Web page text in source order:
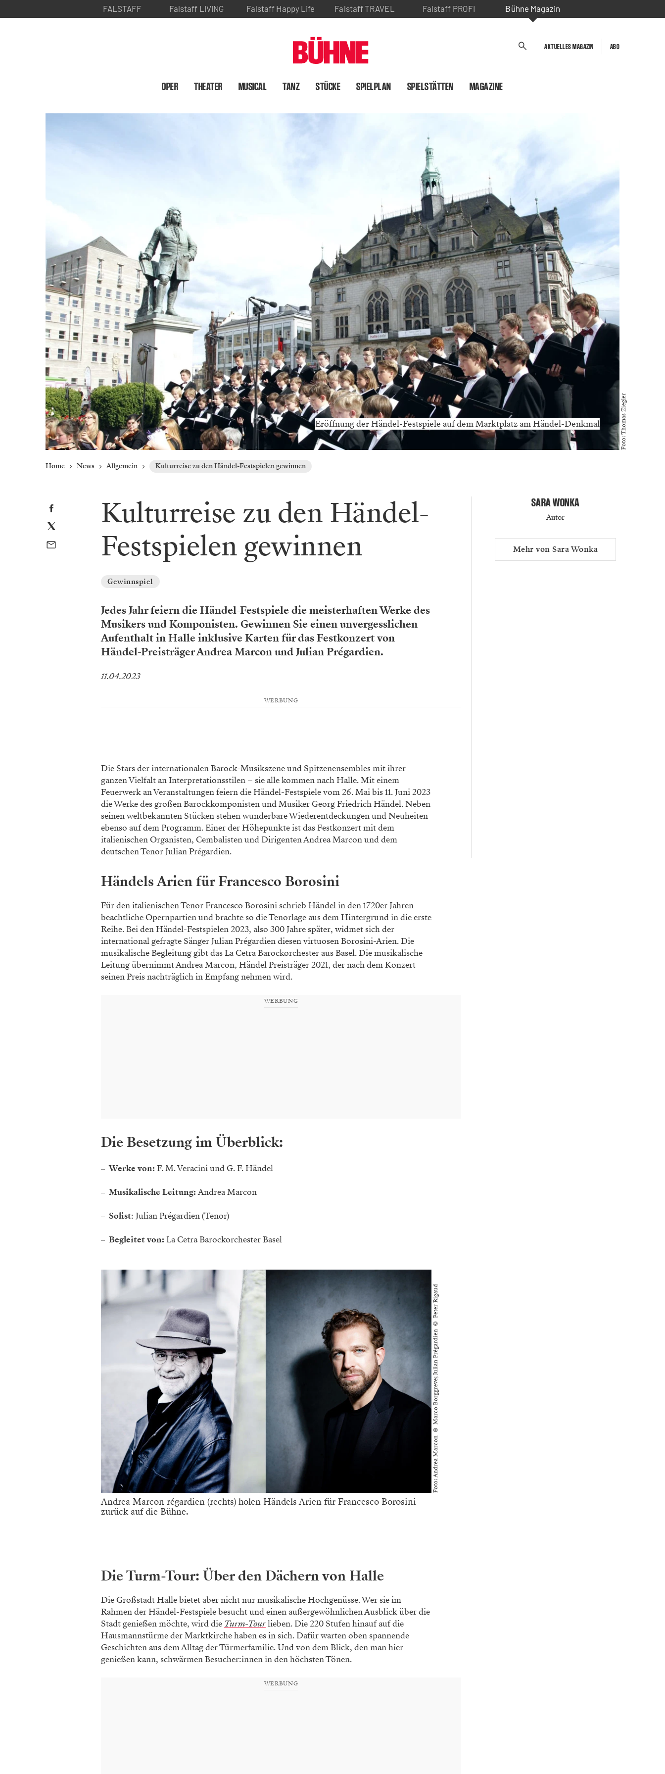
FALSTAFF Falstaff LIVING Falstaff Happy Life Falstaff TRAVEL Falstaff PROFI Bühne Magazin
AKTUELLES MAGAZIN ABO
OPER THEATER MUSICAL TANZ STÜCKE SPIELPLAN SPIELSTÄTTEN MAGAZINE
Eröffnung der Händel-Festspiele auf dem Marktplatz am Händel-Denkmal Foto: Thomas Ziegler
Home News Allgemein Kulturreise zu den Händel-Festspielen gewinnen
Kulturreise zu den Händel-
Festspielen gewinnen
Gewinnspiel
Jedes Jahr feiern die Händel-Festspiele die meisterhaften Werke des
Musikers und Komponisten. Gewinnen Sie einen unvergesslichen
Aufenthalt in Halle inklusive Karten für das Festkonzert von
Händel-Preisträger Andrea Marcon und Julian Prégardien.
11.04.2023
WERBUNG
Die Stars der internationalen Barock-Musikszene und Spitzenensembles mit ihrer
ganzen Vielfalt an Interpretationsstilen – sie alle kommen nach Halle. Mit einem
Feuerwerk an Veranstaltungen feiern die Händel-Festspiele vom 26. Mai bis 11. Juni 2023
die Werke des großen Barockkomponisten und Musiker Georg Friedrich Händel. Neben
seinen weltbekannten Stücken stehen wunderbare Wiederentdeckungen und Neuheiten
ebenso auf dem Programm. Einer der Höhepunkte ist das Festkonzert mit dem
italienischen Organisten, Cembalisten und Dirigenten Andrea Marcon und dem
deutschen Tenor Julian Prégardien.
Händels Arien für Francesco Borosini
Für den italienischen Tenor Francesco Borosini schrieb Händel in den 1720er Jahren
beachtliche Opernpartien und brachte so die Tenorlage aus dem Hintergrund in die erste
Reihe. Bei den Händel-Festspielen 2023, also 300 Jahre später, widmet sich der
international gefragte Sänger Julian Prégardien diesen virtuosen Borosini-Arien. Die
musikalische Begleitung gibt das La Cetra Barockorchester aus Basel. Die musikalische
Leitung übernimmt Andrea Marcon, Händel Preisträger 2021, der nach dem Konzert
seinen Preis nachträglich in Empfang nehmen wird.
WERBUNG
Die Besetzung im Überblick:
Werke von: F. M. Veracini und G. F. Händel
Musikalische Leitung:Andrea Marcon
Solist: Julian Prégardien (Tenor)
Begleitet von: La Cetra Barockorchester Basel
Foto: Andrea Marcon © Marco Borggreve; Julian Prégardien © Peter Rigaud
Andrea Marcon régardien (rechts) holen Händels Arien für Francesco Borosini
zurück auf die Bühne.
Die Turm-Tour: Über den Dächern von Halle
Die Großstadt Halle bietet aber nicht nur musikalische Hochgenüsse. Wer sie im
Rahmen der Händel-Festspiele besucht und einen außergewöhnlichen Ausblick über die
Stadt genießen möchte, wird die Turm-Tourlieben. Die 220 Stufen hinauf auf die
Hausmannstürme der Marktkirche haben es in sich. Dafür warten oben spannende
Geschichten aus dem Alltag der Türmerfamilie. Und von dem Blick, den man hier
genießen kann, schwärmen Besucher:innen in den höchsten Tönen.
WERBUNG
SARA WONKA
Autor
Mehr von Sara Wonka